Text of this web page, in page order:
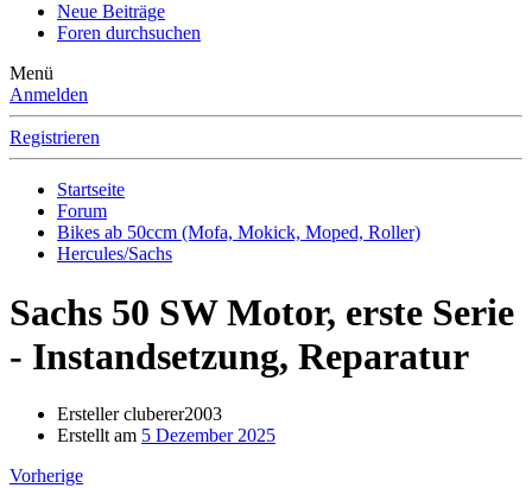
Neue Beiträge
Foren durchsuchen
Menü
Anmelden
Registrieren
Startseite
Forum
Bikes ab 50ccm (Mofa, Mokick, Moped, Roller)
Hercules/Sachs
Sachs 50 SW Motor, erste Serie
- Instandsetzung, Reparatur
Erstellercluberer2003
Erstellt am 5 Dezember 2025
Vorherige